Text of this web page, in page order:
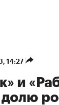
14:27
и